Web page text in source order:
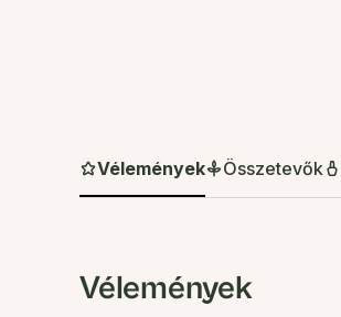
Vélemények Összetevők
Vélemények